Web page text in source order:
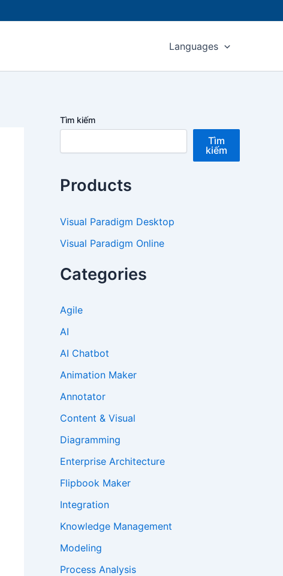
Languages
Tìm kiếm
Tìm
kiếm
Products
Visual Paradigm Desktop
Visual Paradigm Online
Categories
Agile
AI
AI Chatbot
Animation Maker
Annotator
Content & Visual
Diagramming
Enterprise Architecture
Flipbook Maker
Integration
Knowledge Management
Modeling
Process Analysis